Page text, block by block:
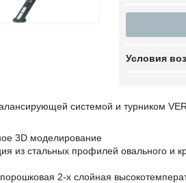
системой и турником
3D моделирование
из стальных профилей овального и
2-х слойная